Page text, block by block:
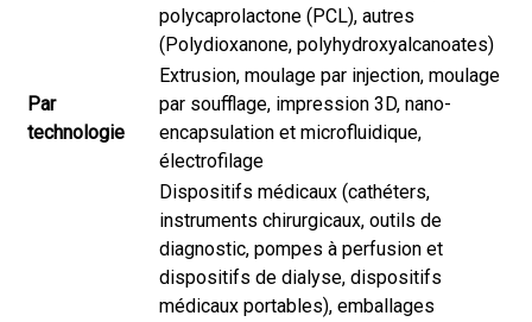
polycaprolactone (PCL), autres
(Polydioxanone, polyhydroxyalcanoates)
Par
technologie
Extrusion, moulage par injection, moulage
par soufflage, impression 3D, nano-
encapsulation et microfluidique,
électrofilage
Dispositifs médicaux (cathéters,
instruments chirurgicaux, outils de
diagnostic, pompes à perfusion et
dispositifs de dialyse, dispositifs
médicaux portables), emballages